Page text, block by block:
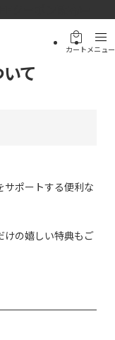
local_mall
カート
menu
メニュー
て
サポートする便利な
けの嬉しい特典もご